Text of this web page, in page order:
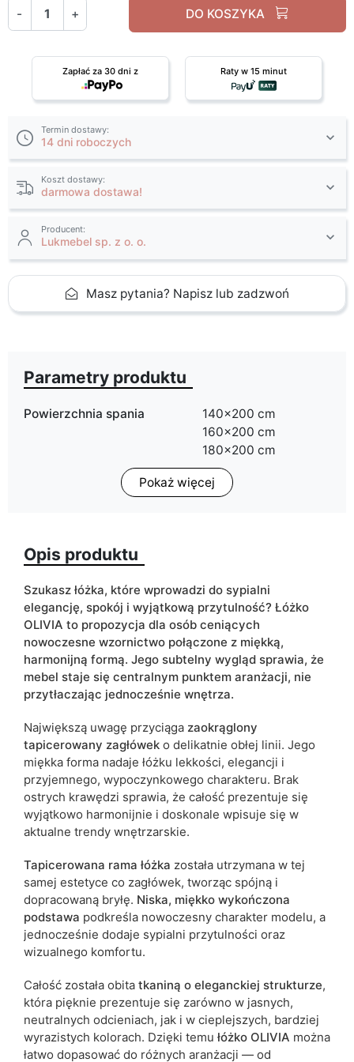
- + DO KOSZYKA
Zapłać za 30 dni z Raty w 15 minut
Termin dostawy:
14 dni roboczych
Koszt dostawy:
darmowa dostawa!
Producent:
Lukmebel sp. z o. o.
Masz pytania? Napisz lub zadzwoń
Parametry produktu
Powierzchnia spania
140x200 cm
160x200 cm
180x200 cm
Pojemnik na pościel tak
Termin dostawy:
możliwe są tolerancje wymiarowe na poziomie +/- 2–3 cm.
Pokaż więcej
Opis produktu
Szukasz łóżka, które wprowadzi do sypialni
elegancję, spokój i wyjątkową przytulność? Łóżko
OLIVIA to propozycja dla osób ceniących
nowoczesne wzornictwo połączone z miękką,
harmonijną formą. Jego subtelny wygląd sprawia, że
mebel staje się centralnym punktem aranżacji, nie
przytłaczając jednocześnie wnętrza.
Największą uwagę przyciąga zaokrąglony
tapicerowany zagłówek o delikatnie obłej linii. Jego
miękka forma nadaje łóżku lekkości, elegancji i
przyjemnego, wypoczynkowego charakteru. Brak
ostrych krawędzi sprawia, że całość prezentuje się
wyjątkowo harmonijnie i doskonale wpisuje się w
aktualne trendy wnętrzarskie.
Tapicerowana rama łóżka została utrzymana w tej
samej estetyce co zagłówek, tworząc spójną i
dopracowaną bryłę. Niska, miękko wykończona
podstawa podkreśla nowoczesny charakter modelu, a
jednocześnie dodaje sypialni przytulności oraz
wizualnego komfortu.
Całość została obita tkaniną o eleganckiej strukturze,
która pięknie prezentuje się zarówno w jasnych,
neutralnych odcieniach, jak i w cieplejszych, bardziej
wyrazistych kolorach. Dzięki temu łóżko OLIVIA można
łatwo dopasować do różnych aranżacji — od